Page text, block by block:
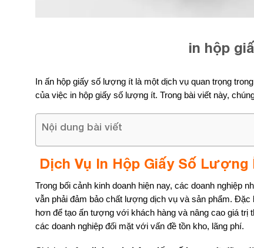
in hộp
In ấn hộp giấy số lượng ít là một dịch vụ quan trọng
của việc in hộp giấy số lượng ít. Trong bài viết này,
Nội dung bài viết
Dịch Vụ In Hộp Giấy Số Lượng
Trong bối cảnh kinh doanh hiện nay, các doanh nghiệp
vẫn phải đảm bảo chất lượng dịch vụ và sản phẩm.
hơn để tạo ấn tượng với khách hàng và nâng cao giá
các doanh nghiệp đối mặt với vấn đề tồn kho, lãng phí.